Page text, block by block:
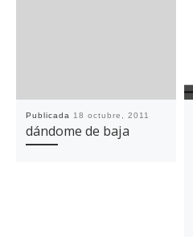
Publicada 18 octubre, 2011
dándome de baja